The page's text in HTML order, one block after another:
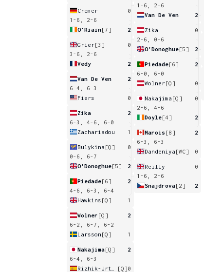
Cremer
0
1-6, 2-6
O'Riain[7] 2
Grier[3]
0
3-6, 2-6
Vedy
2
Van De Ven
2
6-4, 6-3
Fiers
0
Zika
2
6-3, 4-6, 6-0
Zachariadou
1
Bulykina [Q]
0
0-6, 6-7
O'Donoghue[5] 2
Piedade[6]
2
4-6, 6-3, 6-4
Hawkins [Q] 1
Wolner [Q]
2
6-2, 6-7, 6-2
Larsson [Q] 1
Nakajima[Q]
2
6-4, 6-3
[Q]0
1-6, 2-6
Van De Ven
2
Zika
0
2-6, 0-6
O'Donoghue[5] 2
Piedade[6]
2
6-0, 6-0
Wolner[Q] 0
Nakajima [Q]
0
2-6, 4-6
Doyle[4] 2
Marois [8]
2
6-3, 6-3
Dandeniya [WC] 0
Reilly
0
1-6, 2-6
Snajdrova[2] 2